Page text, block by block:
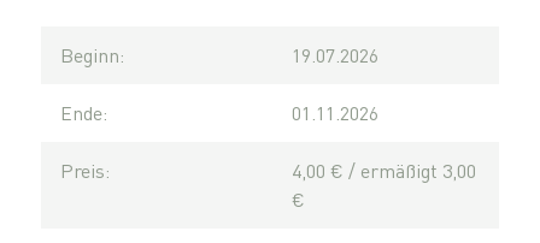
Beginn: 19.07.2026
Ende: 01.11.2026
Preis:
4,00 € / ermäßigt 3,00
€